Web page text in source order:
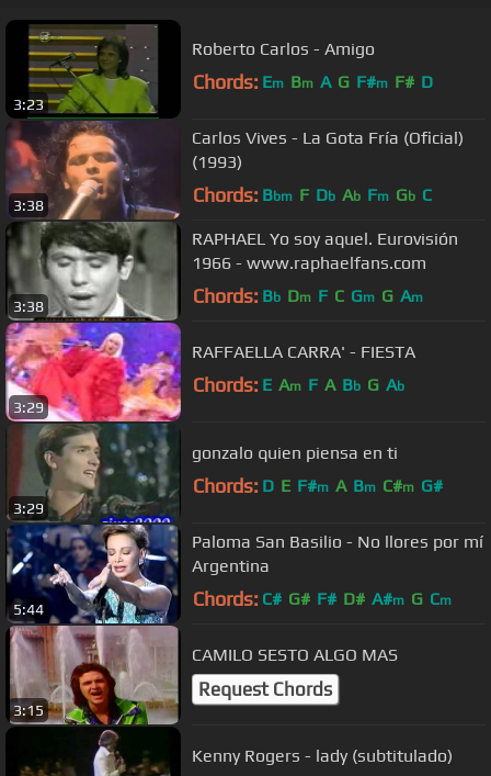
3:23
Roberto Carlos - Amigo
Chords: Em Bm A G F#m F# D
3:38
Carlos Vives - La Gota Fría (Oficial)
(1993)
Chords: Bbm F Db Ab Fm Gb C
3:38
RAPHAEL Yo soy aquel. Eurovisión
1966 - www.raphaelfans.com
Chords: Bb Dm F C Gm G Am
3:29
RAFFAELLA CARRA' - FIESTA
Chords: E Am F A Bb G Ab
3:29
gonzalo quien piensa en ti
Chords: D E F#m A Bm C#m G#
5:44
Paloma San Basilio - No llores por mí
Argentina
Chords: C# G# F# D# A#m G Cm
3:15
CAMILO SESTO ALGO MAS
Request Chords
Kenny Rogers - lady (subtitulado)